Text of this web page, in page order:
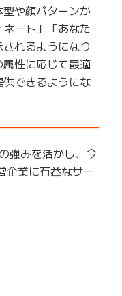
や顔パターンか
ート」「あなた
れるようになり
性に応じて最適
できるようにな
強みを活かし、今
企業に有益なサー